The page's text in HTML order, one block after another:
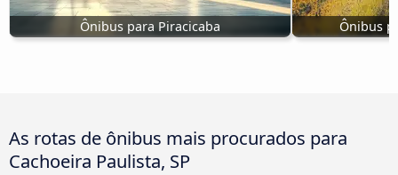
Ônibus para Piracicaba Ônibus
As rotas de ônibus mais procurados para
Cachoeira Paulista, SP